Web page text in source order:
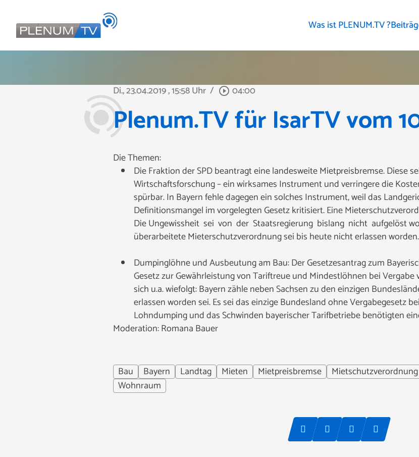
Was ist PLENUM.TV ?
Di., 23.04.2019, 15:58 Uhr / play_circle_outline 04:00
Plenum.TV für IsarTV vom
Die Themen:
Die Fraktion der SPD beantragt eine landesweite Mietpreisbremse. Diese
Wirtschaftsforschung – ein wirksames Instrument und verringere die
spürbar. In Bayern fehle dagegen ein solches Instrument, weil das
Definitionsmangel im vorgelegten Gesetz kritisiert. Eine
Die Ungewissheit sei von der Staatsregierung bislang nicht aufgelöst
überarbeitete Mieterschutzverordnung sei bis heute nicht erlassen worden.
Dumpinglöhne und Ausbeutung am Bau: Der Gesetzesantrag zum
Gesetz zur Gewährleistung von Tariftreue und Mindestlöhnen bei
sich u.a. wiefolgt: Bayern zähle neben Sachsen zu den einzigen
erlassen worden sei. Es sei das einzige Bundesland ohne Vergabegesetz
Lohndumping und das Schwinden bayerischer Tarifbetriebe benötigten
Moderation: Romana Bauer
Bau Bayern Landtag Mieten Mietpreisbremse Mietschutzverordnung
Wohnraum